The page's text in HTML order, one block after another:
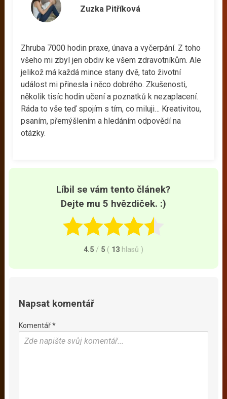
Zuzka Pitříková
Zhruba 7000 hodin praxe, únava a vyčerpání. Z toho
všeho mi zbyl jen obdiv ke všem zdravotníkům. Ale
jelikož má každá mince stany dvě, tato životní
událost mi přinesla i něco dobrého. Zkušenosti,
několik tisíc hodin učení a poznatků k nezaplacení.
Ráda to vše teď spojím s tím, co miluji… Kreativitou,
psaním, přemýšlením a hledáním odpovědí na
otázky.
Líbil se vám tento článek?
Dejte mu 5 hvězdiček. :)
4.5 / 5 ( 13 hlasů )
Napsat komentář
Komentář *